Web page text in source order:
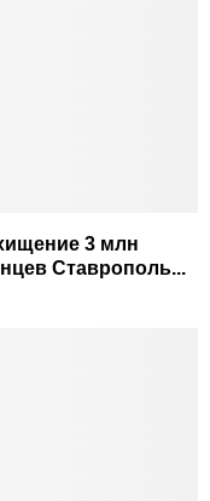
3 млн
Ставрополь...